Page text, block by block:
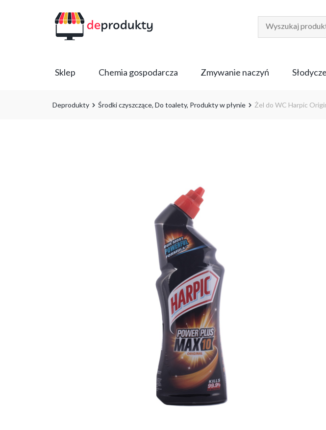
Sklep Chemia gospodarcza Zmywanie naczyń Słodycze
Deprodukty Środki czyszczące, Do toalety, Produkty w płynie Żel do WC Harpic